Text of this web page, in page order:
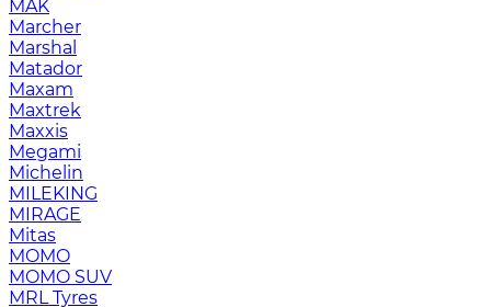
MAK
Marcher
Marshal
Matador
Maxam
Maxtrek
Maxxis
Megami
Michelin
MILEKING
MIRAGE
Mitas
MOMO
MOMO SUV
MRL Tyres